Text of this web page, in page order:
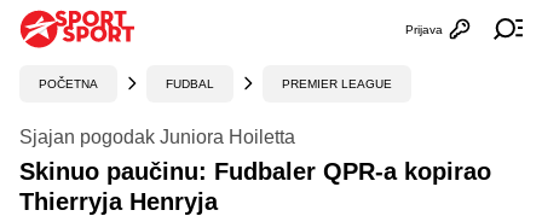
Otvori
Prijava
POČETNA FUDBAL PREMIER LEAGUE
Sjajan pogodak Juniora Hoiletta
Skinuo paučinu: Fudbaler QPR-a kopirao
Thierryja Henryja